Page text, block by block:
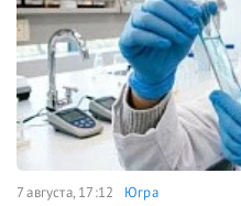
7 августа, 17:12 Югра